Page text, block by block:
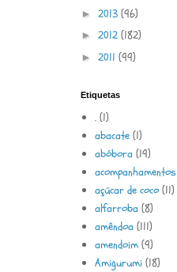
► 2013 (96)
► 2012 (182)
► 2011 (99)
Etiquetas
. (1)
abacate (1)
abóbora (19)
acompanhamentos
açúcar de coco (11)
alfarroba (8)
amêndoa (111)
amendoim (9)
Amigurumi (18)